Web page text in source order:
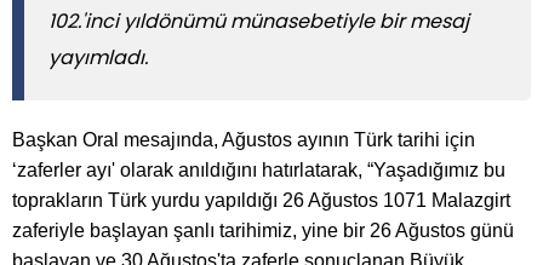
102.'inci yıldönümü münasebetiyle bir mesaj
yayımladı.
Başkan Oral mesajında, Ağustos ayının Türk tarihi için
‘zaferler ayı' olarak anıldığını hatırlatarak, “Yaşadığımız bu
toprakların Türk yurdu yapıldığı 26 Ağustos 1071 Malazgirt
zaferiyle başlayan şanlı tarihimiz, yine bir 26 Ağustos günü
başlayan ve 30 Ağustos'ta zaferle sonuçlanan Büyük